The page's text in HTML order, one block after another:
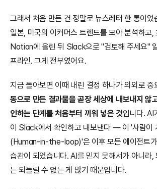
그래서 처음 만든 건 정말로 뉴스레터 한 통이었
일본, 미국의 이커머스 트렌드를 모아 분석하고,
Notion에 올린 뒤 Slack으로 "검토해 주세요"
프라인. 그게 전부였어요.
지금 돌아보면 이때 내린 결정 하나가 의외로
동으로 만든 결과물을 곧장 세상에 내보내지 않
인하는 단계를 처음부터 끼워 넣은 것입니다. AI
이 Slack에서 확인하고 내보낸다 — 이 '사람이
(Human-in-the-loop)'은 이후 모든 에이전트가
습관이 되었습니다. AI를 믿지 못해서가 아니라,
는 되돌릴 수 없는 게 많기 때문입니다.